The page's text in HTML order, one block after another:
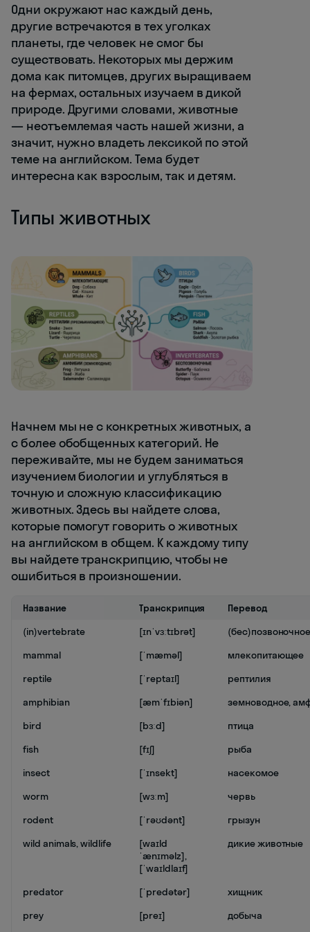
Одни окружают нас каждый день,
другие встречаются в тех уголках
планеты, где человек не смог бы
существовать. Некоторых мы держим
дома как питомцев, других выращиваем
на фермах, остальных изучаем в дикой
природе. Другими словами, животные
— неотъемлемая часть нашей жизни, а
значит, нужно владеть лексикой по этой
теме на английском. Тема будет
интересна как взрослым, так и детям.
Типы животных
Начнем мы не с конкретных животных, а
с более обобщенных категорий. Не
переживайте, мы не будем заниматься
изучением биологии и углубляться в
точную и сложную классификацию
животных. Здесь вы найдете слова,
которые помогут говорить о животных
на английском в общем. К каждому типу
вы найдете транскрипцию, чтобы не
ошибиться в произношении.
Название Транскрипция
Перевод
(in)vertebrate
[ɪnˈvɜːtɪbrət]
mammal
[ˈmæməl]
млекопитающее
reptile
[ˈreptaɪl]
рептилия
amphibian
[æmˈfɪbiən]
земноводное,
bird
[bɜːd]
птица
fish
[fɪʃ]
рыба
insect
[ˈɪnsekt]
насекомое
worm
[wɜːm]
червь
rodent
[ˈrəʊdənt]
грызун
wild animals, wildlife
[waɪld
ˈænɪməlz],
[ˈwaɪldlaɪf]
дикие животные
predator [ˈpredətər]
хищник
prey
[preɪ]
добыча